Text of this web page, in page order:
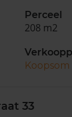
Perceel
208 m2
33